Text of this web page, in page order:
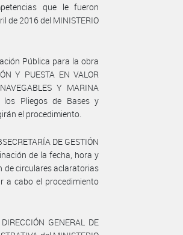
que le fueron
de 2016 del MINISTERIO
Pública para la obra
Y PUESTA EN VALOR
Y MARINA
los Pliegos de Bases y
el procedimiento.
DE GESTIÓN
de la fecha, hora y
de circulares aclaratorias
a cabo el procedimiento
GENERAL DE